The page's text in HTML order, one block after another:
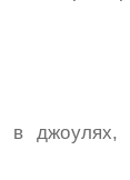
джоулях,